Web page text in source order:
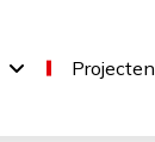
Projecten